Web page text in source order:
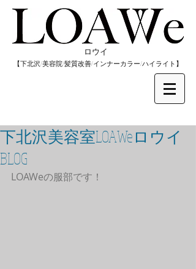
​ロウイ
​【下北沢/美容院/髪質改善/インナーカラー/​ハイライト】
下北沢美容室LOAWeロウイ
BLOG
LOAWeの服部です！